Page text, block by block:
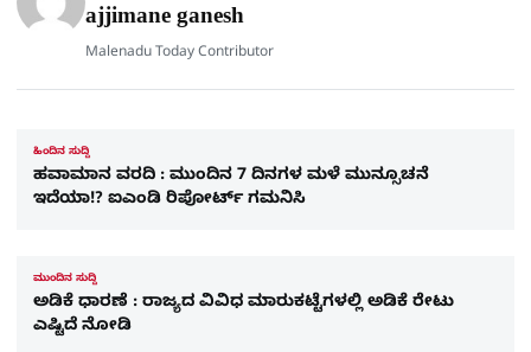
ajjimane ganesh
Malenadu Today Contributor
ಹಿಂದಿನ ಸುದ್ದಿ
ಹವಾಮಾನ ವರದಿ : ಮುಂದಿನ 7 ದಿನಗಳ ಮಳೆ ಮುನ್ಸೂಚನೆ
ಇದೆಯಾ!? ಐಎಂಡಿ ರಿಪೋರ್ಟ್​ ಗಮನಿಸಿ
ಮುಂದಿನ ಸುದ್ದಿ
ಅಡಿಕೆ ಧಾರಣೆ : ರಾಜ್ಯದ ವಿವಿಧ ಮಾರುಕಟ್ಟೆಗಳಲ್ಲಿ ಅಡಿಕೆ ರೇಟು
ಎಷ್ಟಿದೆ ನೋಡಿ